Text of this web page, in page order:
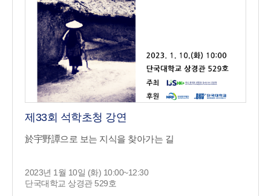
제33회 석학초청 강연
於宇野譚으로 보는 지식을 찾아가는 길
2023년 1월 10일 (화) 10:00~12:30
단국대학교 상경관 529호